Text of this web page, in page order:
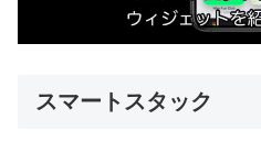
スマートスタック